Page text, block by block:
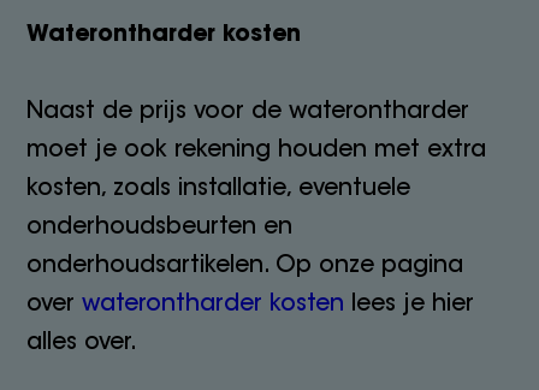
Waterontharder kosten
Naast de prijs voor de waterontharder
moet je ook rekening houden met extra
kosten, zoals installatie, eventuele
onderhoudsbeurten en
onderhoudsartikelen. Op onze pagina
overwaterontharder kosten lees je hier
alles over.